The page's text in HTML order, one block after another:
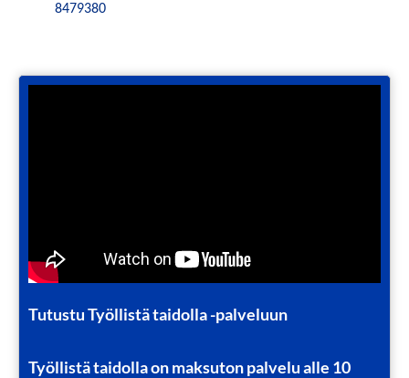
8479380
Tutustu Työllistä taidolla -palveluun
Työllistä taidolla on maksuton palvelu alle 10